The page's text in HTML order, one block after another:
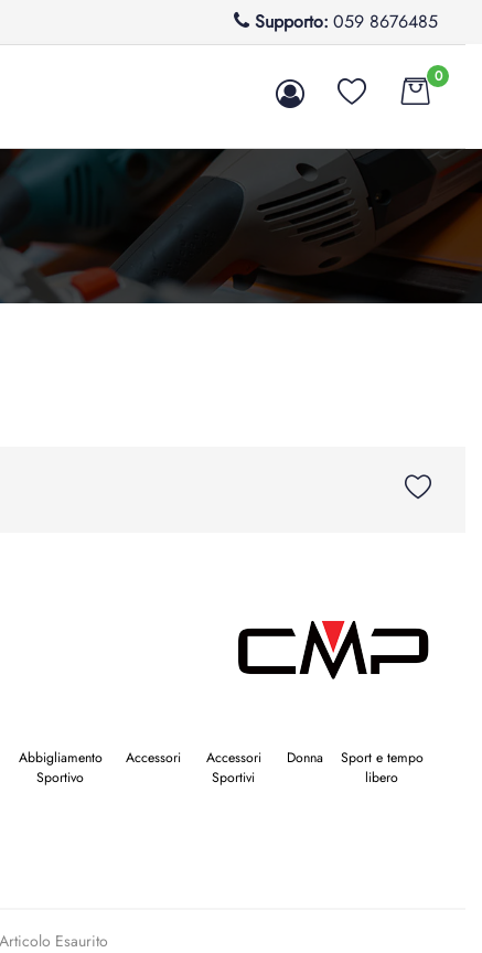
Supporto: 059 8676485
0
Abbigliamento
Sportivo
Accessori
Accessori
Sportivi
Donna
Sport e tempo
libero
Articolo Esaurito